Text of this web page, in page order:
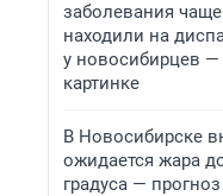
заболевания чаще
находили на
у новосибирцев
картинке
В Новосибирске
ожидается жара
градуса —